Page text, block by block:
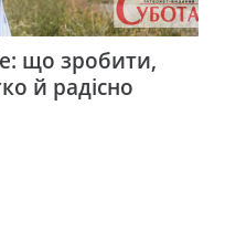
що зробити,
й радісно